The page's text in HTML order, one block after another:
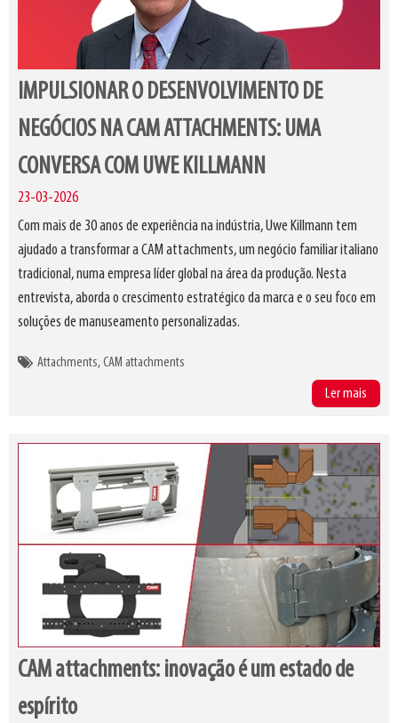
IMPULSIONAR O DESENVOLVIMENTO DE
NEGÓCIOS NA CAM ATTACHMENTS: UMA
CONVERSA COM UWE KILLMANN
23-03-2026
Com mais de 30 anos de experiência na indústria, Uwe Killmann tem
ajudado a transformar a CAM attachments, um negócio familiar italiano
tradicional, numa empresa líder global na área da produção. Nesta
entrevista, aborda o crescimento estratégico da marca e o seu foco em
soluções de manuseamento personalizadas.
Attachments CAM attachments
Ler mais
CAM attachments: inovação é um estado de
espírito